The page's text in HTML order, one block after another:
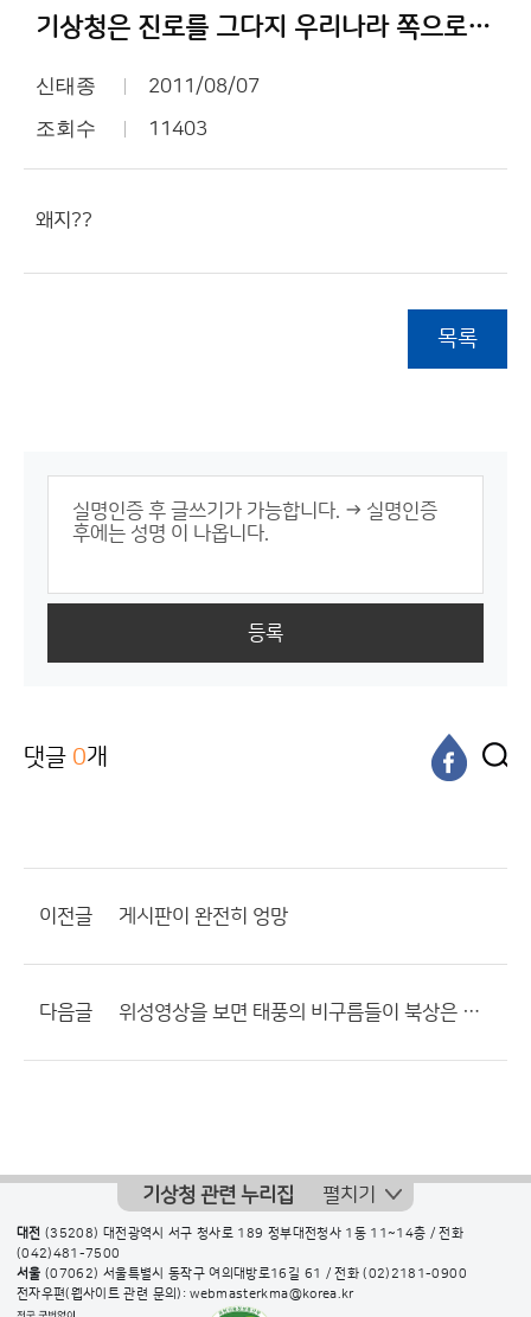
기상청은 진로를 그다지 우리나라 쪽으로 틀지 않았군요...
신태종 2011/08/07
조회수 11403
왜지??
목록
등록
댓글 0개
이전글 게시판이 완전히 엉망
다음글 위성영상을 보면 태풍의 비구름들이 북상은 별로 안하고 동쪽으로...
기상청 관련 누리집 펼치기
대전 (35208) 대전광역시 서구 청사로 189 정부대전청사 1동 11~14층 / 전화
(042)481-7500
서울 (07062) 서울특별시 동작구 여의대방로16길 61 / 전화(02)2181-0900
전자우편(웹사이트 관련 문의): webmasterkma@korea.kr